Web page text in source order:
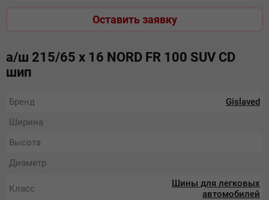
Оставить заявку
а/ш 215/65 х 16 NORD FR 100 SUV СD
шип
Бренд
Gislaved
Ширина
Высота
Диаметр
Класс
Шины для легковых
автомобилей